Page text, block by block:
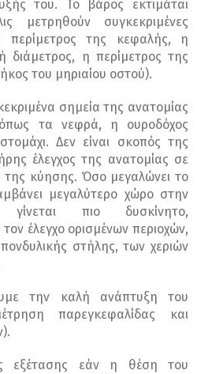
του. Το βάρος εκτιμάται
μετρηθούν συγκεκριμένες
περίμετρος της κεφαλής, η
διάμετρος, η περίμετρος της
του μηριαίου οστού).
σημεία της ανατομίας
τα νεφρά, η ουροδόχος
Δεν είναι σκοπός της
έλεγχος της ανατομίας σε
της κύησης. Όσο μεγαλώνει το
μεγαλύτερο χώρο στην
πιο δυσκίνητο,
έλεγχο ορισμένων περιοχών,
στήλης, των χεριών
την καλή ανάπτυξη του
παρεγκεφαλίδας και
εξέτασης εάν η θέση του